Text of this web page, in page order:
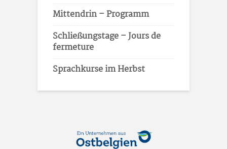
Mittendrin – Programm
Schließungstage – Jours de
fermeture
Sprachkurse im Herbst